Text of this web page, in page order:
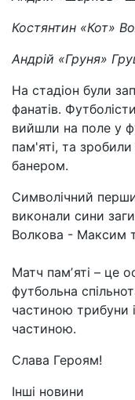
Костянтин «Кот»
Андрій «Груня»
На стадіон були
фанатів.
вийшли на поле у
пам'яті, та зробили
банером.
Символічний
виконали сини
Волкова - Максим
Матч памʼяті – це
футбольна
частиною трибуни
частиною.
Слава Героям!
Інші новини